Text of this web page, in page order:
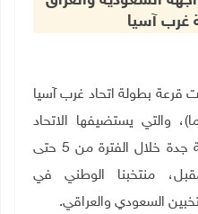
آسيا
وفا- أوقعت قرعة بطولة اتحاد غرب آسيا
للواعدات تحت (14 عاما)، والتي يستضيفها الاتحاد
السعودي لكرة القدم في مدينة جدة خلال الفترة من 5 حتى
منتخبنا الوطني في
السعودي والعراقي.